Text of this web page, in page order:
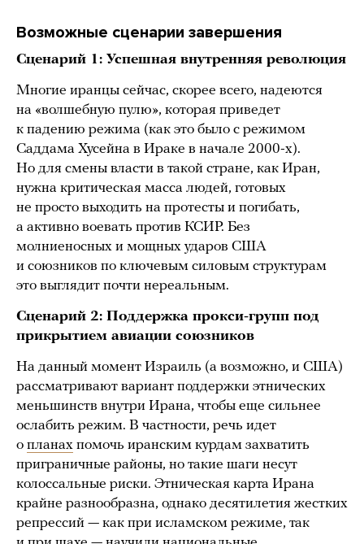
Возможные сценарии завершения
Сценарий 1: Успешная внутренняя революция
Многие иранцы сейчас, скорее всего, надеются
на «волшебную пулю», которая приведет
к падению режима (как это было с режимом
Саддама Хусейна в Ираке в начале 2000-х).
Но для смены власти в такой стране, как Иран,
нужна критическая масса людей, готовых
не просто выходить на протесты и погибать,
а активно воевать против КСИР. Без
молниеносных и мощных ударов США
и союзников по ключевым силовым структурам
это выглядит почти нереальным.
Сценарий 2: Поддержка прокси-групп под
прикрытием авиации союзников
На данный момент Израиль (а возможно, и США)
рассматривают вариант поддержки этнических
меньшинств внутри Ирана, чтобы еще сильнее
ослабить режим. В частности, речь идет
о планах помочь иранским курдам захватить
приграничные районы, но такие шаги несут
колоссальные риски. Этническая карта Ирана
крайне разнообразна, однако десятилетия жестких
репрессий — как при исламском режиме, так